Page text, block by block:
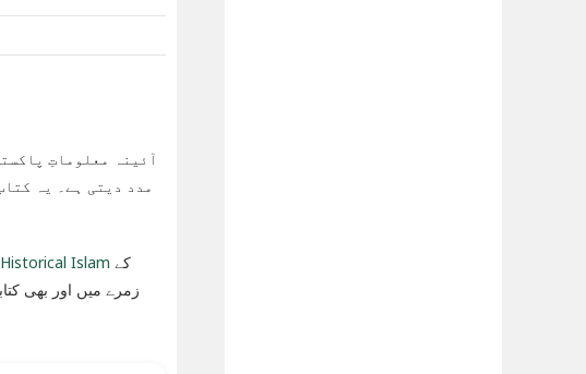
آئینہ معلوماتِ
مدد دیتی ہے۔ یہ
Historical Islam